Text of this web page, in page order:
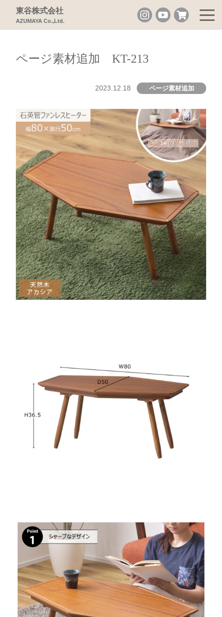
東谷株式会社
AZUMAYA Co.,Ltd.
ページ素材追加 KT-213
2023.12.18 ページ素材追加